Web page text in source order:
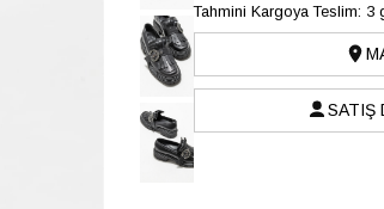
Tahmini Kargoya Teslim: 3
SATIŞ